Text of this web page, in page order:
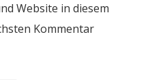
Website in diesem
Kommentar